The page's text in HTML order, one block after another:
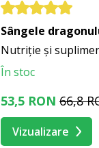
Sângele
Nutriție și
În stoc
53,5 RON 66,8
Vizualizare